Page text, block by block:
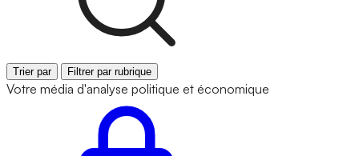
Trier par Filtrer par rubrique
Votre média d'analyse politique et économique